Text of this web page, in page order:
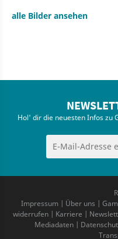
alle Bilder ansehen
Hol' dir die neuesten Infos zu
Impressum| Über uns |
widerrufen | Karriere |
Mediadaten|